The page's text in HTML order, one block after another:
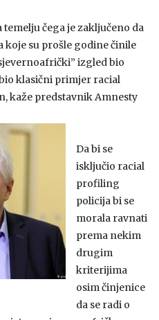
čega je zaključeno da
koje su prošle godine činile
izgled bio
klasični primjer racial
kaže predstavnik Amnesty
Da bi se
isključio racial
profiling
policija bi se
morala ravnati
prema nekim
drugim
kriterijima
osim činjenice
da se radi o